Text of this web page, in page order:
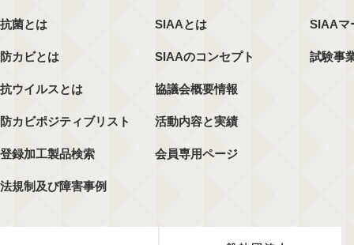
抗菌とは
防カビとは
抗ウイルスとは
防カビポジティブリスト
登録加工製品検索
法規制及び障害事例
SIAAとは
SIAAのコンセプト
協議会概要情報
活動内容と実績
会員専用ページ
SIAAマ
試験事